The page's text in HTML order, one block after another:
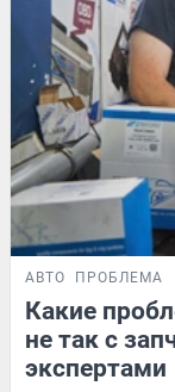
АВТО ПРОБЛЕМА
Какие
не так с
экспертами